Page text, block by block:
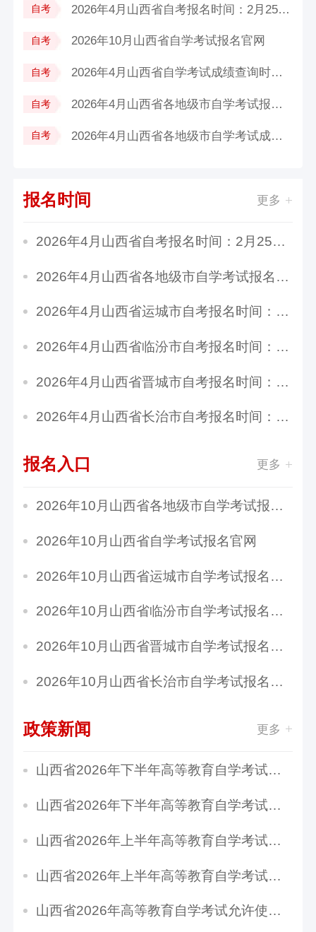
自考 2026年4月山西省自考报名时间：2月25日...
自考 2026年10月山西省自学考试报名官网
自考 2026年4月山西省自学考试成绩查询时间...
自考 2026年4月山西省各地级市自学考试报名...
自考 2026年4月山西省各地级市自学考试成绩...
报名时间 更多
2026年4月山西省自考报名时间：2月25日8时至3月...
2026年4月山西省各地级市自学考试报名时间及入...
2026年4月山西省运城市自考报名时间：2月25日8...
2026年4月山西省临汾市自考报名时间：2月25日8...
2026年4月山西省晋城市自考报名时间：2月25日8...
2026年4月山西省长治市自考报名时间：2月25日8...
报名入口 更多
2026年10月山西省各地级市自学考试报名官网入口...
2026年10月山西省自学考试报名官网
2026年10月山西省运城市自学考试报名官网
2026年10月山西省临汾市自学考试报名官网
2026年10月山西省晋城市自学考试报名官网
2026年10月山西省长治市自学考试报名官网
政策新闻 更多
山西省2026年下半年高等教育自学考试免考申请公...
山西省2026年下半年高等教育自学考试实践性环节...
山西省2026年上半年高等教育自学考试毕业网上申...
山西省2026年上半年高等教育自学考试成绩查询公...
山西省2026年高等教育自学考试允许使用计算器的...